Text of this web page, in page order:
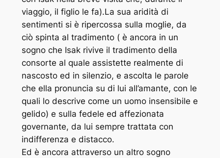
viaggio, il figlio le fa).La sua aridità di
sentimenti si è ripercossa sulla moglie, da
ciò spinta al tradimento ( è ancora in un
sogno che Isak rivive il tradimento della
consorte al quale assistette realmente di
nascosto ed in silenzio, e ascolta le parole
che ella pronuncia su di lui all’amante, con le
quali lo descrive come un uomo insensibile e
gelido) e sulla fedele ed affezionata
governante, da lui sempre trattata con
indifferenza e distacco.
Ed è ancora attraverso un altro sogno